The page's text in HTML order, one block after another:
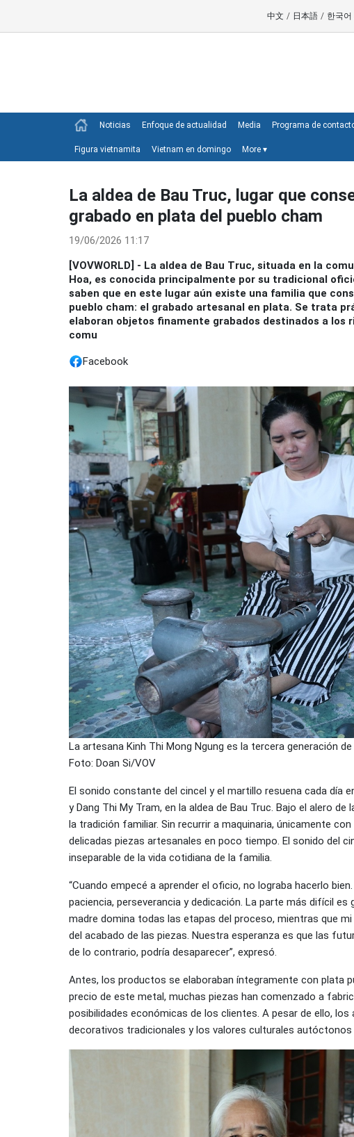
中文 / 日本語 / 한국어
Noticias Enfoque de actualidad Media Programa de
Figura vietnamita Vietnam en domingo More ▾
La aldea de Bau Truc, lugar que
grabado en plata del pueblo cham
19/06/2026 11:17
[VOVWORLD] - La aldea de Bau Truc, situada en la
Hoa, es conocida principalmente por su tradicional
saben que en este lugar aún existe una familia que
pueblo cham: el grabado artesanal en plata. Se trata
elaboran objetos finamente grabados destinados a
comu
Facebook
La artesana Kinh Thi Mong Ngung es la tercera generación
Foto: Doan Si/VOV
El sonido constante del cincel y el martillo resuena cada día
y Dang Thi My Tram, en la aldea de Bau Truc. Bajo el alero
la tradición familiar. Sin recurrir a maquinaria, únicamente
delicadas piezas artesanales en poco tiempo. El sonido del
inseparable de la vida cotidiana de la familia.
“Cuando empecé a aprender el oficio, no lograba hacerlo
paciencia, perseverancia y dedicación. La parte más difícil es
madre domina todas las etapas del proceso, mientras que
del acabado de las piezas. Nuestra esperanza es que las
de lo contrario, podría desaparecer”, expresó.
Antes, los productos se elaboraban íntegramente con plata
precio de este metal, muchas piezas han comenzado a
posibilidades económicas de los clientes. A pesar de ello,
decorativos tradicionales y los valores culturales autóctonos